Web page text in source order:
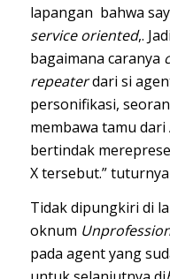
lapangan bahwa
service oriented,.
bagaimana caranya
repeaterdari si
personifikasi,
membawa tamu dari
bertindak
X tersebut.” tuturnya
Tidak dipungkiri di
oknum
pada agent yang